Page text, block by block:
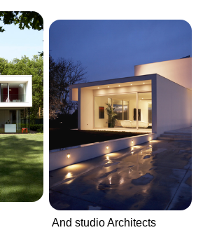
And studio Architects